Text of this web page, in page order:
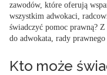
zawodów, które oferują
wszystkim adwokaci,
świadczyć pomoc prawną?
do adwokata, rady
Kto może